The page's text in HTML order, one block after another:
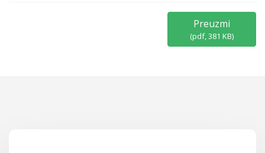
Preuzmi
(pdf,381 KB)